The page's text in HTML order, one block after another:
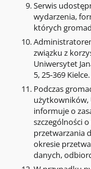
Serwis
wydarzenia,
których
związku z
Uniwersytet
5, 25-369 Kielce.
Podczas
użytkowników,
informuje o
szczególności
przetwarzania
okresie
danych,